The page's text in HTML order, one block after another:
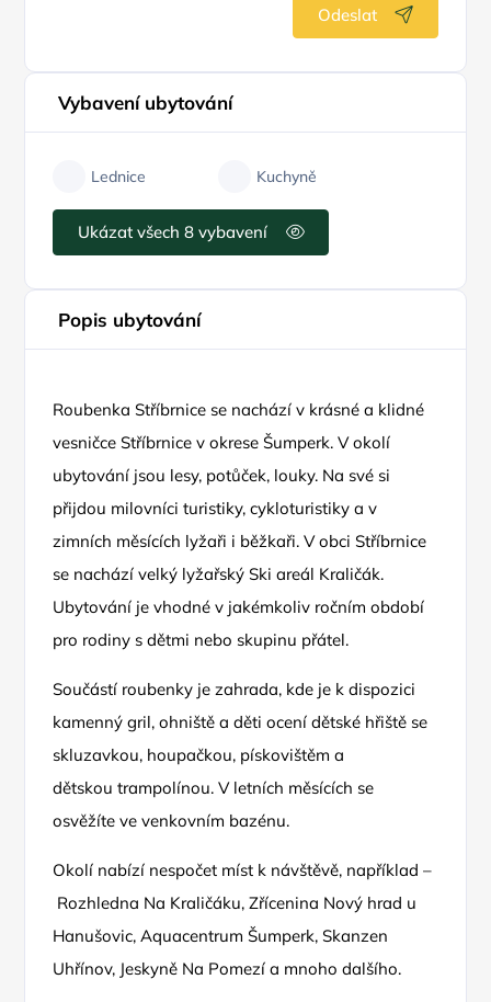
Odeslat
Vybavení ubytování
Lednice Kuchyně
Ukázat všech 8 vybavení
Popis ubytování
Roubenka Stříbrnice se nachází v krásné a klidné
vesničce Stříbrnice v okrese Šumperk. V okolí
ubytování jsou lesy, potůček, louky. Na své si
přijdou milovníci turistiky, cykloturistiky a v
zimních měsících lyžaři i běžkaři. V obci Stříbrnice
se nachází velký lyžařský Ski areál Kraličák.
Ubytování je vhodné v jakémkoliv ročním období
pro rodiny s dětmi nebo skupinu přátel.
Součástí roubenky je zahrada, kde je k dispozici
kamenný gril, ohniště a děti ocení dětské hřiště se
skluzavkou, houpačkou, pískovištěm a
dětskou trampolínou. V letních měsících se
osvěžíte ve venkovním bazénu.
Okolí nabízí nespočet míst k návštěvě, například –
Rozhledna Na Kraličáku, Zřícenina Nový hrad u
Hanušovic, Aquacentrum Šumperk, Skanzen
Uhřínov, Jeskyně Na Pomezí a mnoho dalšího.